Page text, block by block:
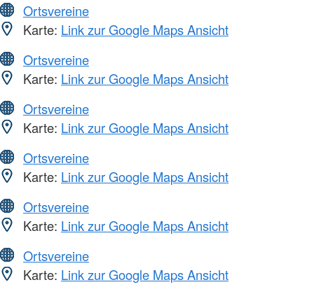
Ortsvereine
Karte: Link zur Google Maps Ansicht
Ortsvereine
Karte: Link zur Google Maps Ansicht
Ortsvereine
Karte: Link zur Google Maps Ansicht
Ortsvereine
Karte: Link zur Google Maps Ansicht
Ortsvereine
Karte: Link zur Google Maps Ansicht
Ortsvereine
Karte: Link zur Google Maps Ansicht